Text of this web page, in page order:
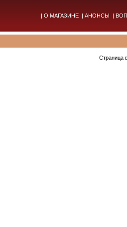
| О МАГАЗИНЕ | АНОНСЫ |
Страница